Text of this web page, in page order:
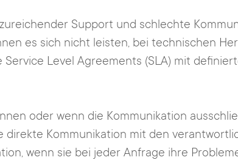
Support und schlechte
es sich nicht leisten, bei technischen
Level Agreements (SLA) mit
oder wenn die Kommunikation
Kommunikation mit den
wenn sie bei jeder Anfrage ihre